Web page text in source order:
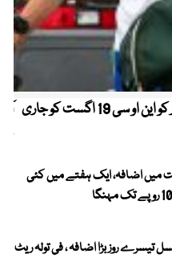
کیریبین پریمیئر لیگ ، قومی کرکٹرز کو این او سی 19 اگست کو جاری
میں اضافہ، ایک ہفتے میں کئی
روز بڑا اضافہ ، فی تولہ ریٹ